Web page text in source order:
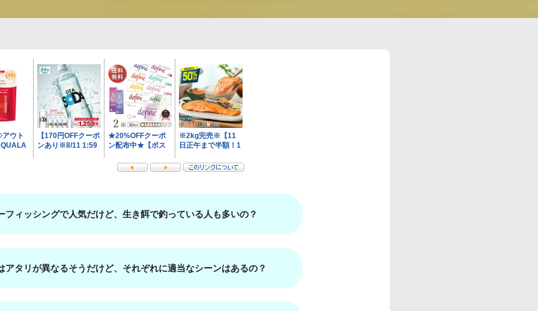
フィッシングで人気だけど、生き餌で釣っている人も多いの？
アタリが異なるそうだけど、それぞれに適当なシーンはあるの？